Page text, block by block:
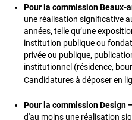
Pour la commission Beaux-
une réalisation significative
années, telle qu’une
institution publique ou
privée ou publique,
institutionnel (résidence,
Candidatures à déposer en
Pour la commission Design
d'au moins une réalisation